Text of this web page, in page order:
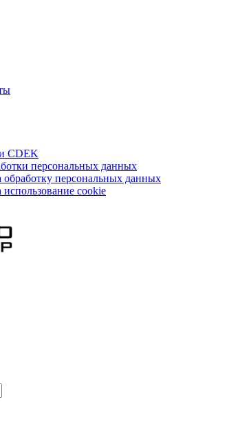
CDEK
персональных данных
персональных данных
cookie